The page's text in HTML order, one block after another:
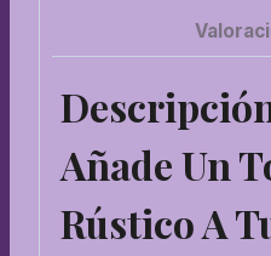
Añade Un
Rústico A